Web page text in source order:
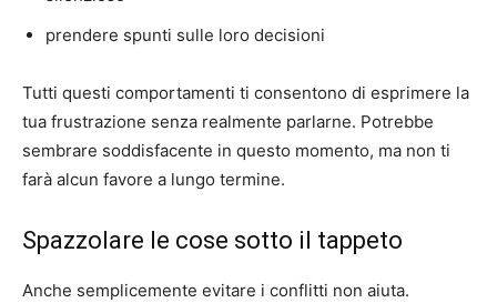
prendere spunti sulle loro decisioni
Tutti questi comportamenti ti consentono di esprimere la
tua frustrazione senza realmente parlarne. Potrebbe
sembrare soddisfacente in questo momento, ma non ti
farà alcun favore a lungo termine.
Spazzolare le cose sotto il tappeto
Anche semplicemente evitare i conflitti non aiuta.